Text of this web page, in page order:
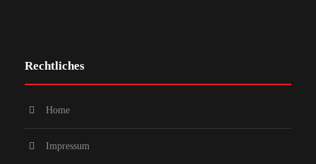
Rechtliches
Home
Impressum